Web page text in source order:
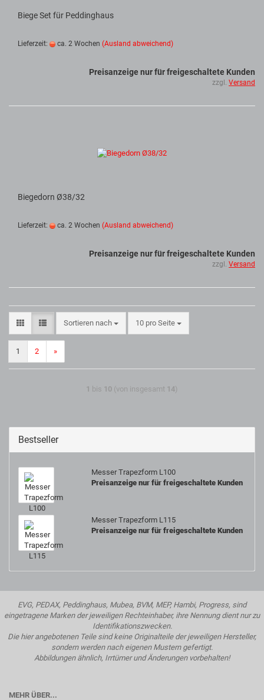
Biege Set für Peddinghaus
Lieferzeit: ca. 2 Wochen (Ausland abweichend)
Preisanzeige nur für freigeschaltete Kunden
zzgl. Versand
Biegedorn Ø38/32
Lieferzeit: ca. 2 Wochen (Ausland abweichend)
Preisanzeige nur für freigeschaltete Kunden
zzgl. Versand
Sortieren nach 10 pro Seite
1 2 »
1 bis 10 (von insgesamt 14)
Bestseller
Messer Trapezform L100
Preisanzeige nur für freigeschaltete Kunden
Messer Trapezform L115
Preisanzeige nur für freigeschaltete Kunden
EVG, PEDAX, Peddinghaus, Mubea, BVM, MEP, Hambi, Progress, sind
eingetragene Marken der jeweiligen Rechteinhaber, ihre Nennung dient nur zu
Identifikationszwecken.
Die hier angebotenen Teile sind keine Originalteile der jeweiligen Hersteller,
sondern werden nach eigenen Mustern gefertigt.
Abbildungen ähnlich, Irrtümer und Änderungen vorbehalten!
MEHR ÜBER...